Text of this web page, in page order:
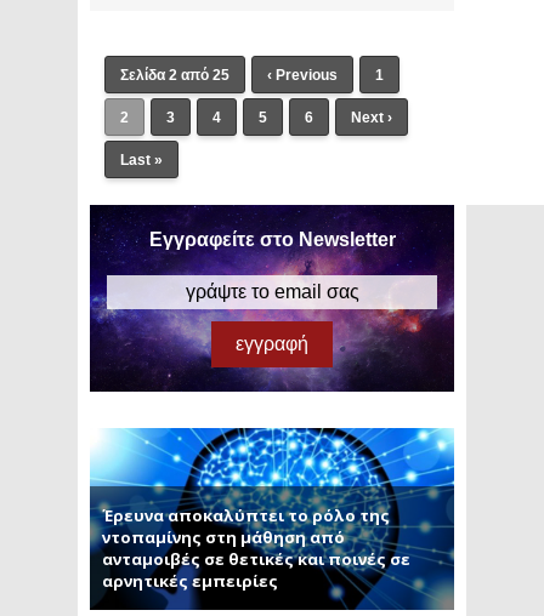
Σελίδα 2 από 25 ‹ Previous 1
2 3 4 5 6 Next ›
Last »
Εγγραφείτε στο Newsletter
Έρευνα αποκαλύπτει το ρόλο της
ντοπαμίνης στη μάθηση από
ανταμοιβές σε θετικές και ποινές σε
αρνητικές εμπειρίες